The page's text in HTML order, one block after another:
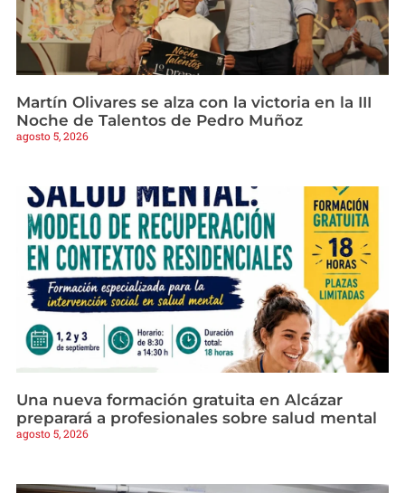
Martín Olivares se alza con la victoria en la III
Noche de Talentos de Pedro Muñoz
agosto 5, 2026
Una nueva formación gratuita en Alcázar
preparará a profesionales sobre salud mental
agosto 5, 2026